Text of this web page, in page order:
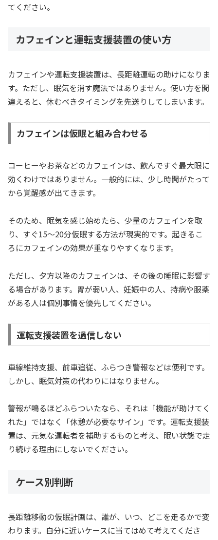
てください。
カフェインと運転支援装置の使い方
カフェインや運転支援装置は、長距離運転の助けになりま
す。ただし、眠気を消す魔法ではありません。使い方を間
違えると、休むべきタイミングを先送りしてしまいます。
カフェインは仮眠と組み合わせる
コーヒーやお茶などのカフェインは、飲んですぐ最大限に
効くわけではありません。一般的には、少し時間がたって
から覚醒感が出てきます。
そのため、眠気を感じ始めたら、少量のカフェインを取
り、すぐ15〜20分仮眠する方法が現実的です。起きるこ
ろにカフェインの効果が重なりやすくなります。
ただし、夕方以降のカフェインは、その後の睡眠に影響す
る場合があります。胃が弱い人、妊娠中の人、持病や服薬
がある人は個別事情を優先してください。
運転支援装置を過信しない
車線維持支援、前車追従、ふらつき警報などは便利です。
しかし、眠気対策の代わりにはなりません。
警報が鳴るほどふらついたなら、それは「機能が助けてく
れた」ではなく「休憩が必要なサイン」です。運転支援装
置は、元気な運転者を補助するものと考え、眠い状態で走
り続ける理由にしないでください。
ケース別判断
長距離移動の仮眠計画は、誰が、いつ、どこを走るかで変
わります。自分に近いケースに当てはめて考えてくださ